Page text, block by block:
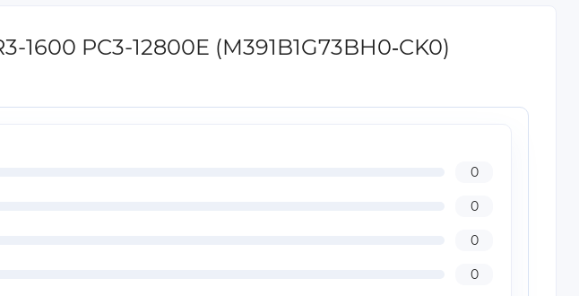
PC3-12800E (M391B1G73BH0‐CK0)
0
0
0
0